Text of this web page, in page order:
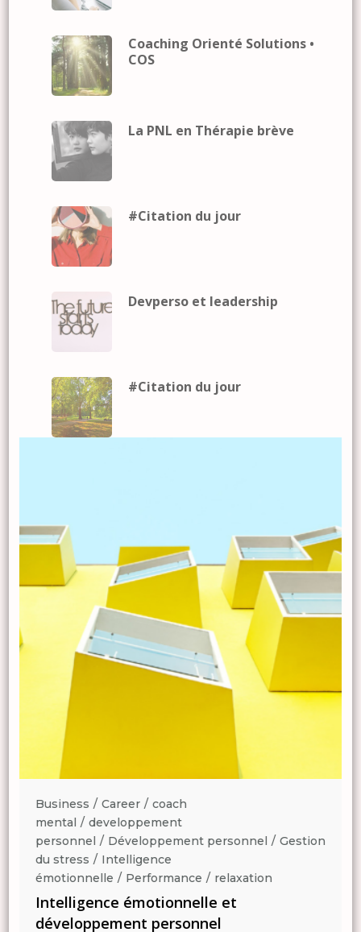
Coaching Orienté Solutions •
COS
La PNL en Thérapie brève
#Citation du jour
Devperso et leadership
#Citation du jour
Business Career
coach
mental
developpement
personnel
Développement personnel
Gestion
du stress
Intelligence
émotionnelle
Performance relaxation
Intelligence émotionnelle et
développement personnel